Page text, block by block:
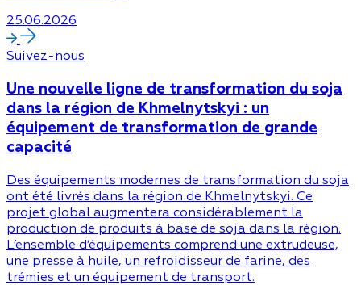
25.06.2026
Suivez-nous
Une nouvelle ligne de transformation du soja
dans la région de Khmelnytskyi : un
équipement de transformation de grande
capacité
Des équipements modernes de transformation du soja
ont été livrés dans la région de Khmelnytskyi. Ce
projet global augmentera considérablement la
production de produits à base de soja dans la région.
L’ensemble d’équipements comprend une extrudeuse,
une presse à huile, un refroidisseur de farine, des
trémies et un équipement de transport.